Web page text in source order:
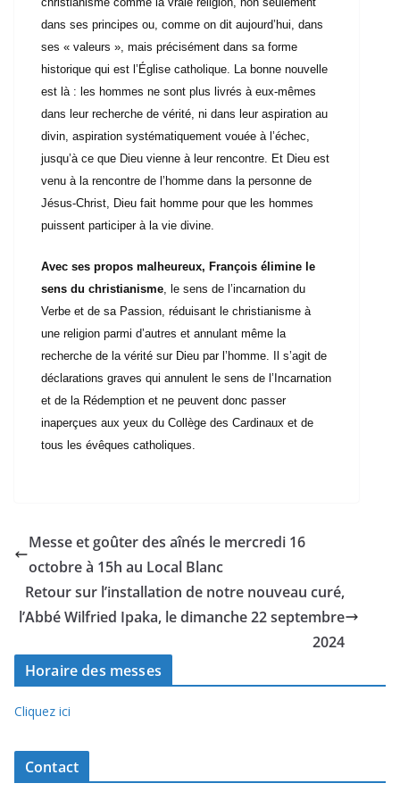
dans ses principes ou, comme on dit aujourd’hui, dans
ses « valeurs », mais précisément dans sa forme
historique qui est l’Église catholique. La bonne nouvelle
est là : les hommes ne sont plus livrés à eux-mêmes
dans leur recherche de vérité, ni dans leur aspiration au
divin, aspiration systématiquement vouée à l’échec,
jusqu’à ce que Dieu vienne à leur rencontre. Et Dieu est
venu à la rencontre de l’homme dans la personne de
Jésus-Christ, Dieu fait homme pour que les hommes
puissent participer à la vie divine.
Avec ses propos malheureux, François élimine le
sens du christianisme, le sens de l’incarnation du
Verbe et de sa Passion, réduisant le christianisme à
une religion parmi d’autres et annulant même la
recherche de la vérité sur Dieu par l’homme. Il s’agit de
déclarations graves qui annulent le sens de l’Incarnation
et de la Rédemption et ne peuvent donc passer
inaperçues aux yeux du Collège des Cardinaux et de
tous les évêques catholiques.
Messe et goûter des aînés le mercredi 16
octobre à 15h au Local Blanc
Retour sur l’installation de notre nouveau curé,
l’Abbé Wilfried Ipaka, le dimanche 22 septembre
2024
Horaire des messes
Cliquez ici
Contact